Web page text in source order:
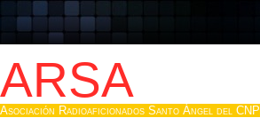
ARSA
Asociación Radioaficionados Santo Ángel del CNP